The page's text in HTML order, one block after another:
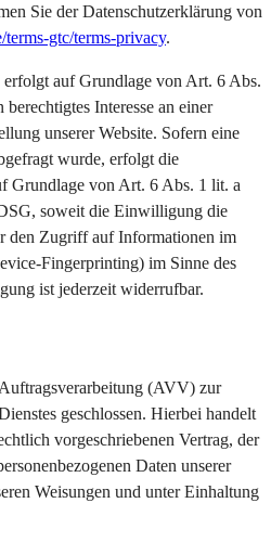
Sie der Datenschutzerklärung von
gtc/terms-privacy.
auf Grundlage von Art. 6 Abs.
Interesse an einer
unserer Website. Sofern eine
wurde, erfolgt die
Grundlage von Art. 6 Abs. 1 lit. a
soweit die Einwilligung die
den Zugriff auf Informationen im
Fingerprinting) im Sinne des
ist jederzeit widerrufbar.
(AVV) zur
geschlossen. Hierbei handelt
vorgeschriebenen Vertrag, der
Daten unserer
Weisungen und unter Einhaltung